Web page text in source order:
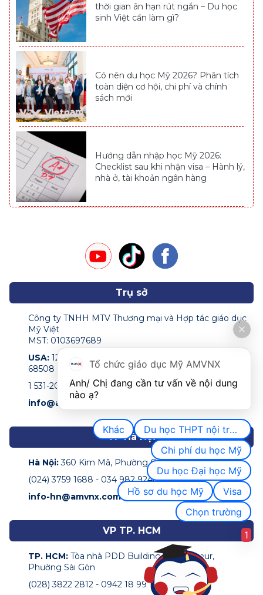
thời gian ân hạn rút ngắn – Du học
sinh Việt cần làm gì?
Có nên du học Mỹ 2026? Phân tích
toàn diện cơ hội, chi phí và chính
sách mới
Hướng dẫn nhập học Mỹ 2026:
Checklist sau khi nhận visa – Hành lý,
nhà ở, tài khoản ngân hàng
Trụ sở
Công ty TNHH MTV Thương mại và Hợp tác giáo dục
Mỹ Việt
MST: 0103697689
USA: 122 N 11th Street Suite 200,Lincoln, NE, USA
68508
1 531-207-0009
info@amvnx.com
VP Hà Nội
Hà Nội:360 Kim Mã, Phường Giảng Võ
(024) 3759 1688 - 034 982 9248
info-hn@amvnx.com
VP TP. HCM
TP. HCM: Tòa nhà PDD Building, 162 Pasteur,
Phường Sài Gòn
(028) 3822 2812 - 0942 18 99 68
Tổ chức giáo dục Mỹ AMVNX
Anh/ Chị đang cần tư vấn về nội dung
nào ạ?
Khác
Du học THPT nội trú Mỹ
Chi phí du học Mỹ
Du học Đại học Mỹ
Hồ sơ du học Mỹ
Visa
Chọn trường
1